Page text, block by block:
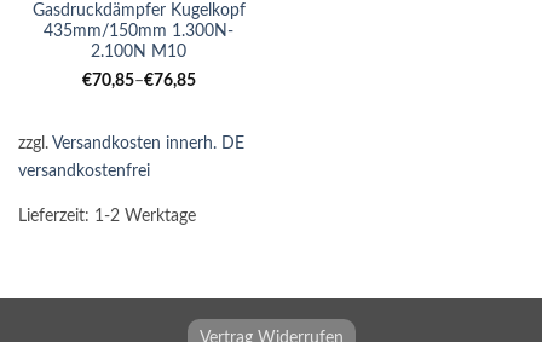
Gasdruckdämpfer Kugelkopf
435mm/150mm 1.300N-
2.100N M10
€70,85–€76,85
zzgl. Versandkosten innerh. DE
versandkostenfrei
Lieferzeit: 1-2 Werktage
Vertrag Widerrufen